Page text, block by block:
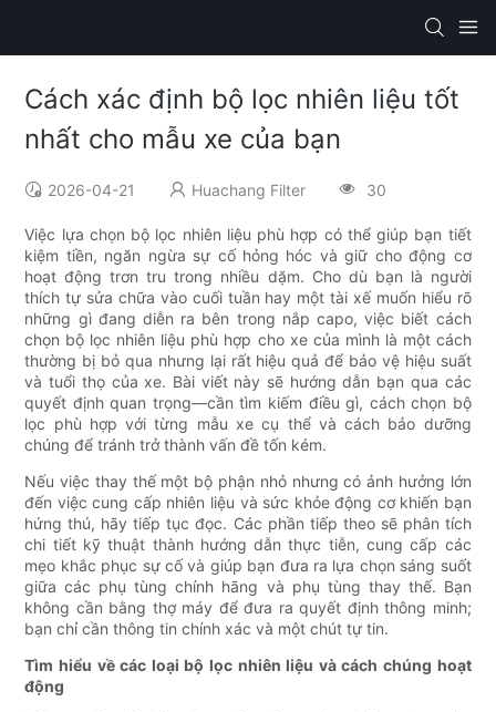
Cách xác định bộ lọc nhiên liệu tốt
nhất cho mẫu xe của bạn
2026-04-21 Huachang Filter 30
Việc lựa chọn bộ lọc nhiên liệu phù hợp có thể giúp bạn tiết
kiệm tiền, ngăn ngừa sự cố hỏng hóc và giữ cho động cơ
hoạt động trơn tru trong nhiều dặm. Cho dù bạn là người
thích tự sửa chữa vào cuối tuần hay một tài xế muốn hiểu rõ
những gì đang diễn ra bên trong nắp capo, việc biết cách
chọn bộ lọc nhiên liệu phù hợp cho xe của mình là một cách
thường bị bỏ qua nhưng lại rất hiệu quả để bảo vệ hiệu suất
và tuổi thọ của xe. Bài viết này sẽ hướng dẫn bạn qua các
quyết định quan trọng—cần tìm kiếm điều gì, cách chọn bộ
lọc phù hợp với từng mẫu xe cụ thể và cách bảo dưỡng
chúng để tránh trở thành vấn đề tốn kém.
Nếu việc thay thế một bộ phận nhỏ nhưng có ảnh hưởng lớn
đến việc cung cấp nhiên liệu và sức khỏe động cơ khiến bạn
hứng thú, hãy tiếp tục đọc. Các phần tiếp theo sẽ phân tích
chi tiết kỹ thuật thành hướng dẫn thực tiễn, cung cấp các
mẹo khắc phục sự cố và giúp bạn đưa ra lựa chọn sáng suốt
giữa các phụ tùng chính hãng và phụ tùng thay thế. Bạn
không cần bằng thợ máy để đưa ra quyết định thông minh;
bạn chỉ cần thông tin chính xác và một chút tự tin.
Tìm hiểu về các loại bộ lọc nhiên liệu và cách chúng hoạt
động